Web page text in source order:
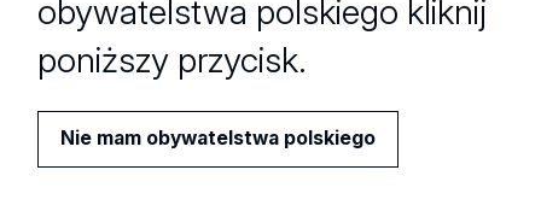
obywatelstwa polskiego kliknij
poniższy przycisk.
Nie mam obywatelstwa polskiego